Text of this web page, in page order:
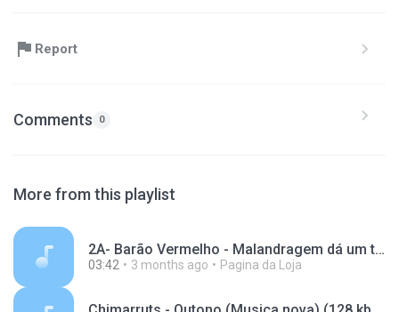
Report
Comments 0
More from this playlist
2A- Barão Vermelho - Malandragem dá um tempo.mp3
03:42 3 months ago Pagina da Loja